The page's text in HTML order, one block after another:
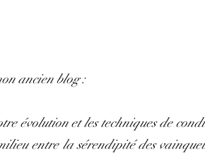
ancien blog :
évolution et les techniques de
entre la sérendipité des